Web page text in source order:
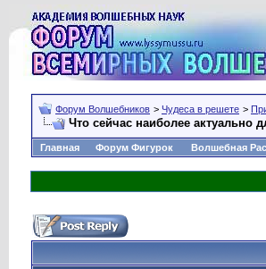
Форум Волшебников > Чудеса в решете >
Что сейчас наиболее актуально
Главная Форум Фигурок Волшебная